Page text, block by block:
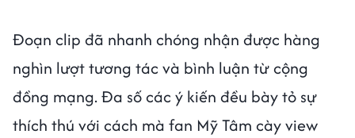
Đoạn clip đã nhanh chóng nhận được hàng
nghìn lượt tương tác và bình luận từ cộng
đồng mạng. Đa số các ý kiến đều bày tỏ sự
thích thú với cách mà fan Mỹ Tâm cày view